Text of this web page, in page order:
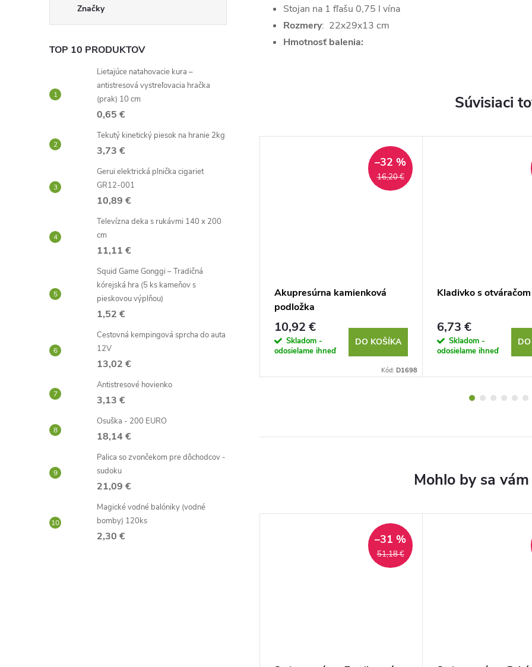
Značky
TOP 10 PRODUKTOV
Lietajúce natahovacie kura –
antistresová vystreľovacia hračka
(prak) 10 cm
0,65 €
Tekutý kinetický piesok na hranie 2kg
3,73 €
Gerui elektrická plnička cigariet
GR12-001
10,89 €
Televízna deka s rukávmi 140 x 200
cm
11,11 €
Squid Game Gonggi – Tradičná
kórejská hra (5 ks kameňov s
pieskovou výplňou)
1,52 €
Cestovná kempingová sprcha do auta
12V
13,02 €
Antistresové hovienko
3,13 €
Osuška - 200 EURO
18,14 €
Palica so zvončekom pre dôchodcov -
sudoku
21,09 €
Magické vodné balóniky (vodné
bomby) 120ks
2,30 €
Stojan na 1 fľašu 0,75 l vína
Rozmery: 22x29x13 cm
Hmotnosť balenia:
Súvisiaci
Dáždnik na hlavu
1,65 €
Skladom -
16,20 €
–32 %
Akupresúrna kamienková
podložka
10,92 €
Skladom -
odosielame ihneď
DO KOŠÍKA
Kód: D1698
Kladivko s otváračom
6,73 €
Skladom -
odosielame ihneď
51,18 €
–31 %